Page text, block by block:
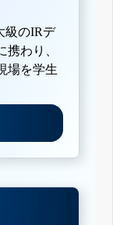
級のIRデ
わり、
場を学生